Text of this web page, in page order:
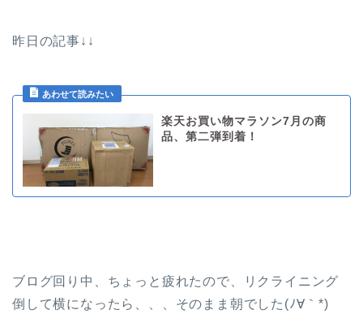
昨日の記事↓↓
楽天お買い物マラソン7月の商
品、第二弾到着！
ブログ回り中、ちょっと疲れたので、リクライニング
倒して横になったら、、、そのまま朝でした(ﾉ∀｀*)